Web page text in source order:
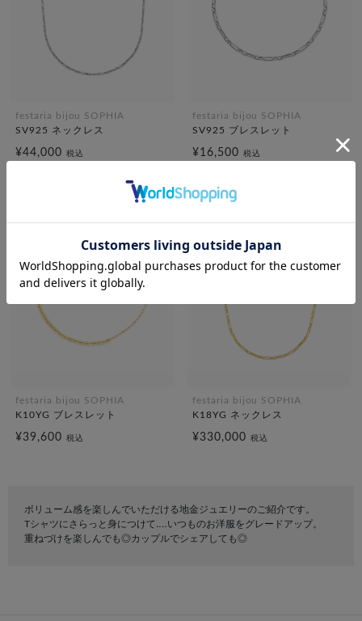
festaria bijou SOPHIA
SV925 ネックレス
¥44,000 税込
festaria bijou SOPHIA
SV925 ブレスレット
¥16,500 税込
festaria bijou SOPHIA
K10YG ブレスレット
¥39,600 税込
festaria bijou SOPHIA
K18YG ネックレス
¥330,000 税込
ボリューム感を楽しんでいただける地金ジュエリーのご紹介です。
Tシャツにさらっと身につけて‥‥いつものお洋服をグレードアップ。
重ねづけを楽しんでも◎カップルでシェアしても◎